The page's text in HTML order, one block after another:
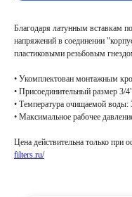
Благодаря латунным вставкам
напряжений в соединении
пластиковыми резьбовым
• Укомплектован монтажным
• Присоединительный размер 3/4"
• Температура очищаемой воды:
• Максимальное рабочее
Цена действительна только при
filters.ru/